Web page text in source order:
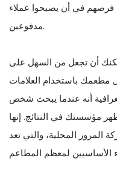
فرصهم في أن يصبحوا عملاء
مدفوعين.
أن تجعل من السهل على
مطعمك باستخدام العلامات
أنه عندما يبحث شخص
مؤسستك في النتائج. إنها
المرور المحلية، والتي تعد